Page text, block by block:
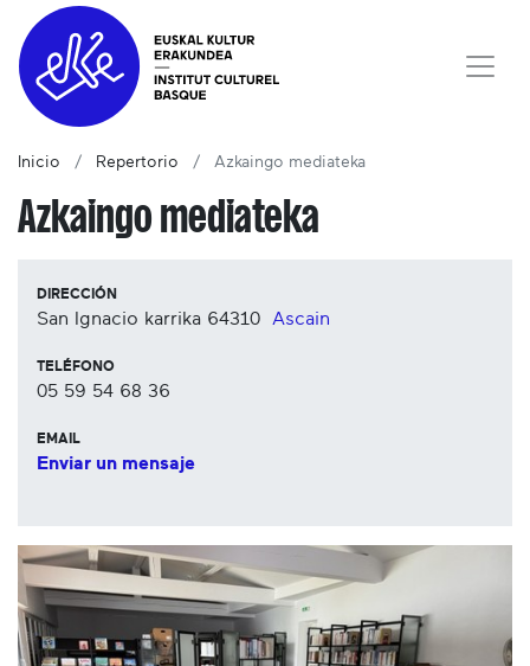
Inicio Repertorio Azkaingo mediateka
Azkaingo mediateka
DIRECCIÓN
San Ignacio karrika 64310 Ascain
TELÉFONO
05 59 54 68 36
EMAIL
Enviar un mensaje